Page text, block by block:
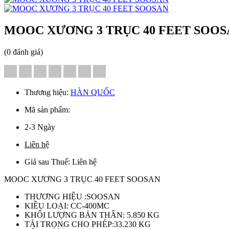
MOOC XƯƠNG 3 TRỤC 40 FEET
(0 đánh giá)
Thương hiệu: HÀN QUỐC
Mã sản phẩm:
2-3 Ngày
Liên hệ
Giá sau Thuế: Liên hệ
MOOC XƯƠNG 3 TRỤC 40 FEET SOOSAN
THƯƠNG HIỆU :SOOSAN
KIỀU LOẠI: CC-400MC
KHỐI LƯỢNG BẢN THÂN: 5.850 KG
TẢI TRỌNG CHO PHÉP:33.230 KG